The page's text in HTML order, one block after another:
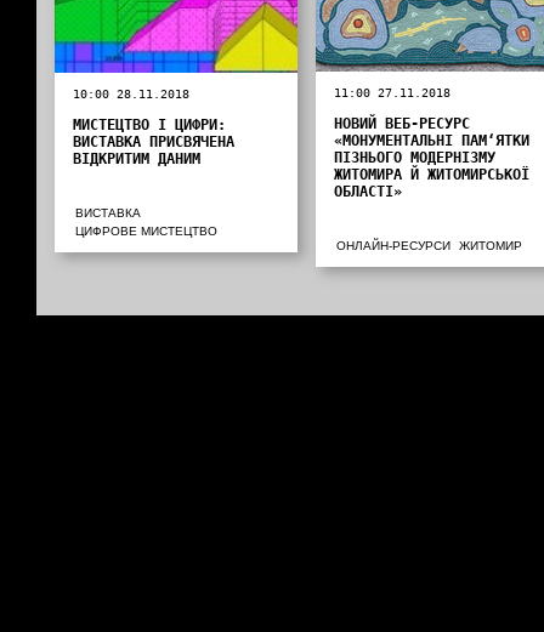
10:00 28.11.2018
МИСТЕЦТВО І ЦИФРИ:
ВИСТАВКА ПРИСВЯЧЕНА
ВІДКРИТИМ ДАНИМ
ВИСТАВКА
ЦИФРОВЕ МИСТЕЦТВО
11:00 27.11.2018
НОВИЙ ВЕБ-РЕСУРС
«МОНУМЕНТАЛЬНІ ПАМ‘ЯТКИ
ПІЗНЬОГО МОДЕРНІЗМУ
ЖИТОМИРА Й ЖИТОМИРСЬКОЇ
ОБЛАСТІ»
ОНЛАЙН-РЕСУРСИ ЖИТОМИР